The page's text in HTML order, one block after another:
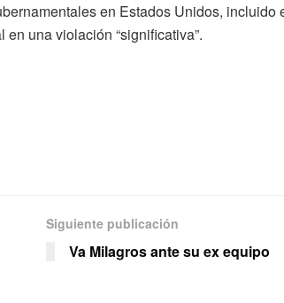
en Estados Unidos, incluido
una violación “significativa”.
Siguiente publicación
Va Milagros ante su ex equipo